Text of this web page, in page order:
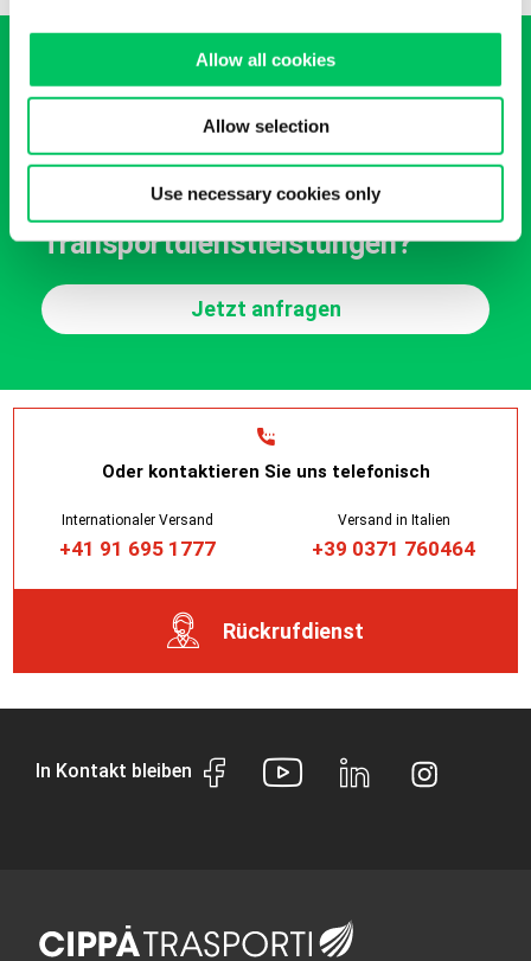
Allow all cookies
Allow selection
Use necessary cookies only
Wünschen Sie ein Angebot zu
Transportdienstleistungen?
Jetzt anfragen
Oder kontaktieren Sie uns telefonisch
Internationaler Versand
+41 91 695 1777
Versand in Italien
+39 0371 760464
Rückrufdienst
In Kontakt bleiben